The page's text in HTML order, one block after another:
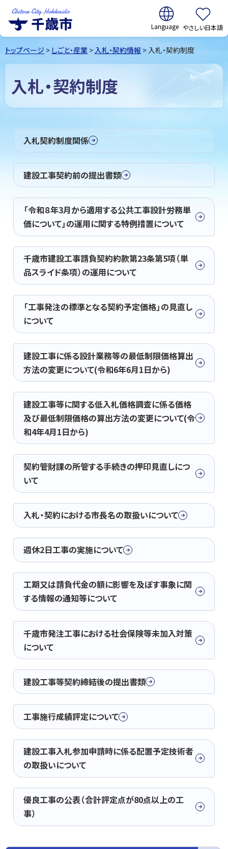
千歳市Chitose
City Hokkaido
翻訳:
やさしい日本語
トップページ > しごと・産業 >入札・契約情報 > 入札・契約制度
入札・契約制度
入札契約制度関係
建設工事契約前の提出書類
「令和８年3月から適用する公共工事設計労務単
価について」の運用に関する特例措置について
千歳市建設工事請負契約約款第23条第5項（単
品スライド条項）の運用について
「工事発注の標準となる契約予定価格」の見直し
について
建設工事に係る設計業務等の最低制限価格算出
方法の変更について(令和6年6月1日から)
建設工事等に関する低入札価格調査に係る価格
及び最低制限価格の算出方法の変更について(令
和4年4月1日から)
契約管財課の所管する手続きの押印見直しにつ
いて
入札・契約における市長名の取扱いについて
週休2日工事の実施について
工期又は請負代金の額に影響を及ぼす事象に関
する情報の通知等について
千歳市発注工事における社会保険等未加入対策
について
建設工事等契約締結後の提出書類
工事施行成績評定について
建設工事入札参加申請時に係る配置予定技術者
の取扱いについて
優良工事の公表（合計評定点が80点以上の工
事）